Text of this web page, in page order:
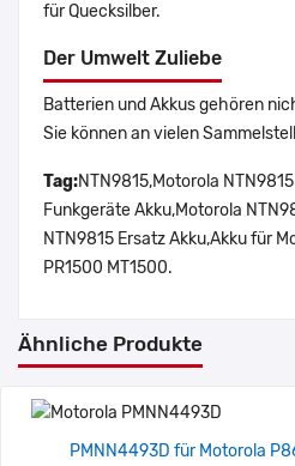
für Quecksilber.
Der Umwelt Zuliebe
Batterien und Akkus gehören
Sie können an vielen
Tag:NTN9815,Motorola
Funkgeräte Akku,Motorola
NTN9815 Ersatz Akku,Akku für
PR1500 MT1500.
Ähnliche Produkte
PMNN4493D für Motorola